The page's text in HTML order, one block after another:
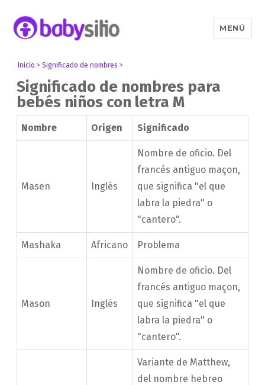
MENÚ
Inicio >Significado de nombres >
Significado de nombres para
bebés niños con letra M
Nombre Origen Significado
Masen Inglés
Nombre de oficio. Del
francés antiguo maçon,
que significa "el que
labra la piedra" o
"cantero".
Mashaka Africano Problema
Mason Inglés
Nombre de oficio. Del
francés antiguo maçon,
que significa "el que
labra la piedra" o
"cantero".
Variante de Matthew,
del nombre hebreo